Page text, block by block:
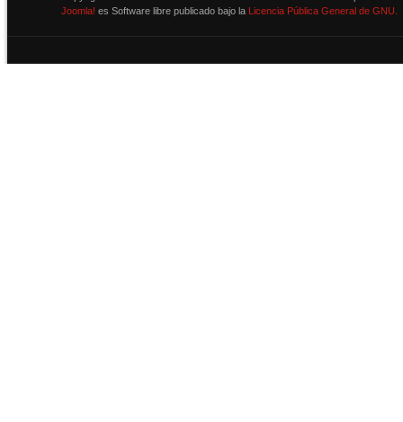
Joomla! es Software libre publicado bajo la Licencia Pública General de GNU.